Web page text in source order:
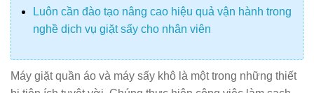
Luôn cần đào tạo nâng cao hiệu quả vận hành trong
nghề dịch vụ giặt sấy cho nhân viên
Máy giặt quần áo và máy sấy khô là một trong những thiết